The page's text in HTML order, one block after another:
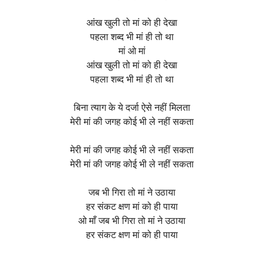
आंख खुली तो मां को ही देखा
पहला शब्द भी मां ही तो था
मां ओ मां
आंख खुली तो मां को ही देखा
पहला शब्द भी मां ही तो था
बिना त्याग के ये दर्जा ऐसे नहीं मिलता
मेरी मां की जगह कोई भी ले नहीं सकता
मेरी मां की जगह कोई भी ले नहीं सकता
मेरी मां की जगह कोई भी ले नहीं सकता
जब भी गिरा तो मां ने उठाया
हर संकट क्षण मां को ही पाया
ओ माँ जब भी गिरा तो मां ने उठाया
हर संकट क्षण मां को ही पाया